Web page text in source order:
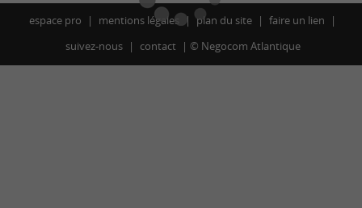
espace pro mentions légales plan du site
faire un lien
suivez-nous
contact © Negocom Atlantique